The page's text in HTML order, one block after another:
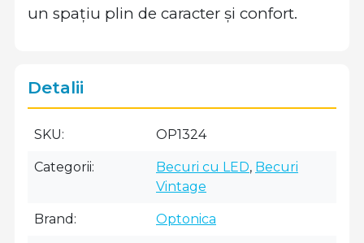
un spațiu plin de caracter și confort.
Detalii
SKU OP1324
Categorii Becuri cu LED, Becuri
Vintage
Brand Optonica